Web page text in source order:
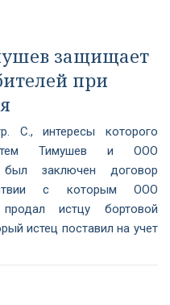
защищает
при
С., интересы которого
Тимушев и ООО
был заключен договор
с которым ООО
продал истцу бортовой
истец поставил на учет